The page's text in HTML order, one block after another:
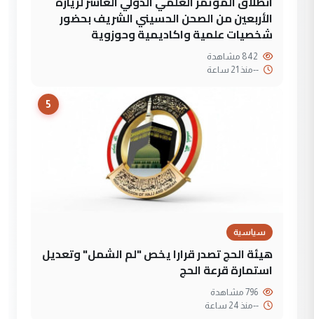
الأربعين من الصحن الحسيني الشريف بحضور
شخصيات علمية واكاديمية وحوزوية
--منذ 21 ساعة
5
سياسية
هيئة الحج تصدر قرارا يخص "لم الشمل" وتعديل
استمارة قرعة الحج
--منذ 24 ساعة